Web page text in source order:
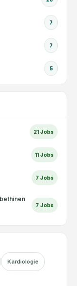
7
7
5
21 Jobs
11 Jobs
7 Jobs
7 Jobs
Kardiologie